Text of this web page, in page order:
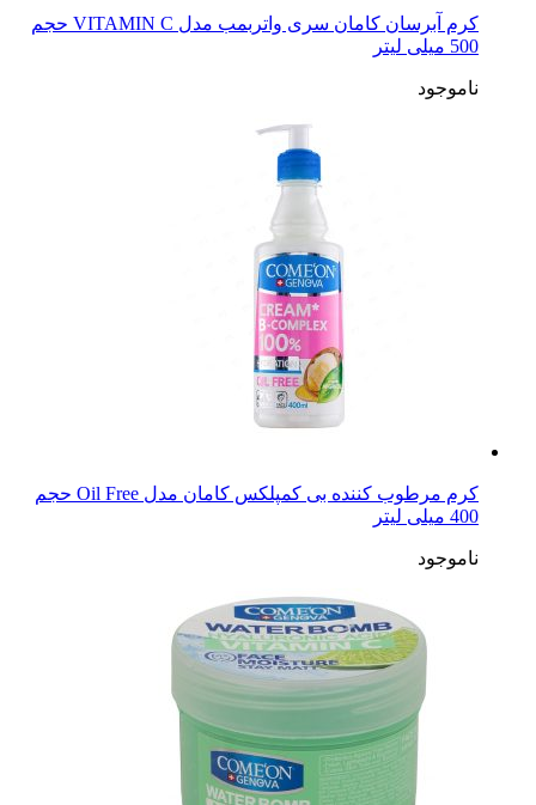
کرم آبرسان کامان سری واتربمب مدل VITAMIN C حجم
500 میلی لیتر
ناموجود
کرم مرطوب کننده بی کمپلکس کامان مدل Oil Free حجم
400 میلی لیتر
ناموجود